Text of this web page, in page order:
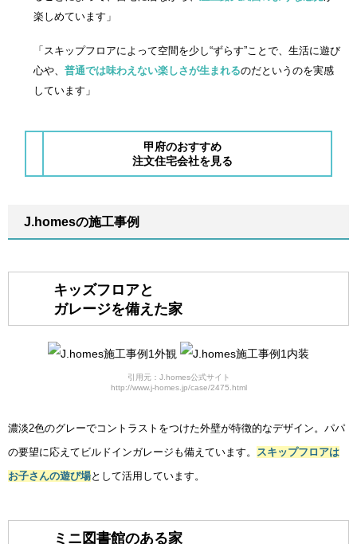
楽しめています」
「スキップフロアによって空間を少し“ずらす”ことで、生活に遊び
心や、 普通では味わえない楽しさが生まれるのだというのを実感
しています」
甲府のおすすめ
注文住宅会社を見る
J.homesの施工事例
キッズフロアと
ガレージを備えた家
引用元：J.homes公式サイト
http://www.j-homes.jp/case/2475.html
濃淡2色のグレーでコントラストをつけた外壁が特徴的なデザイン。パパ
の要望に応えてビルドインガレージも備えています。
スキップフロアは
お子さんの遊び場として活用しています。
ミニ図書館のある家